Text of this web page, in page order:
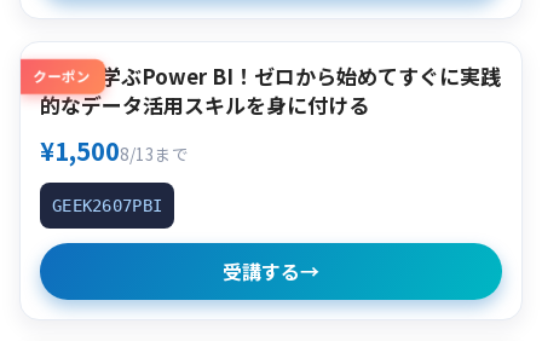
クーポン
作って学ぶPower BI！ゼロから始めてすぐに実践
的なデータ活用スキルを身に付ける
¥1,5008/13まで
GEEK2607PBI
受講する→